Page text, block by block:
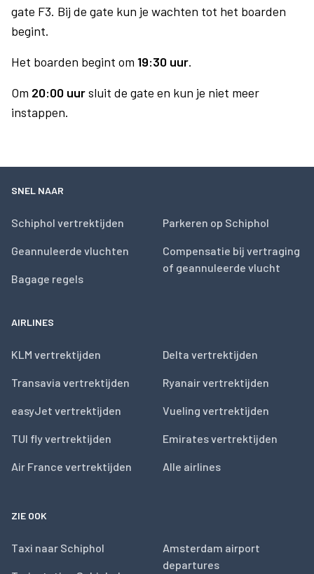
gate F3. Bij de gate kun je wachten tot het boarden
begint.
Het boarden begint om 19:30 uur.
Om 20:00 uursluit de gate en kun je niet meer
instappen.
SNEL NAAR
Schiphol vertrektijden
Geannuleerde vluchten
Bagage regels
Parkeren op Schiphol
Compensatie bij vertraging
of geannuleerde vlucht
AIRLINES
KLM vertrektijden
Transavia vertrektijden
easyJet vertrektijden
TUI fly vertrektijden
Air France vertrektijden
Delta vertrektijden
Ryanair vertrektijden
Vueling vertrektijden
Emirates vertrektijden
Alle airlines
ZIE OOK
Taxi naar Schiphol
Amsterdam airport
departures